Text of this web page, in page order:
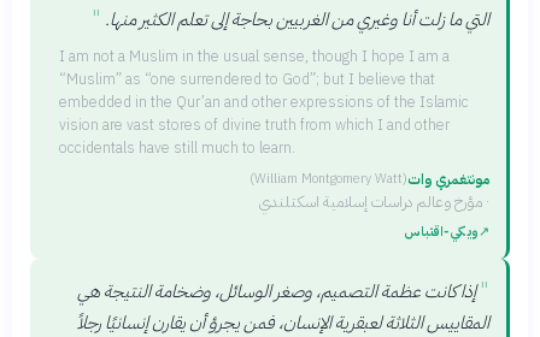
التي ما زلت أنا وغيري من الغربيين بحاجة إلى تعلم الكثير منها. "
I am not a Muslim in the usual sense, though I hope I am a
“Muslim” as “one surrendered to God”; but I believe that
embedded in the Qur’an and other expressions of the Islamic
vision are vast stores of divine truth from which I and other
occidentals have still much to learn.
مونتغمري وات
(William Montgomery Watt)
· مؤرخ وعالم دراسات إسلامية اسكتلندي
↗ويكي‑اقتباس
" إذا كانت عظمة التصميم، وصغر الوسائل، وضخامة النتيجة هي
المقاييس الثلاثة لعبقرية الإنسان، فمن يجرؤ أن يقارن إنسانيًا رجلاً